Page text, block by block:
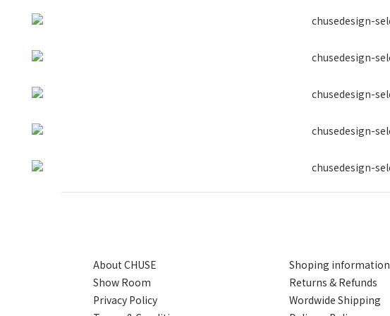
About CHUSE
Show Room
Privacy Policy
Shoping information
Returns & Refunds
Wordwide Shipping